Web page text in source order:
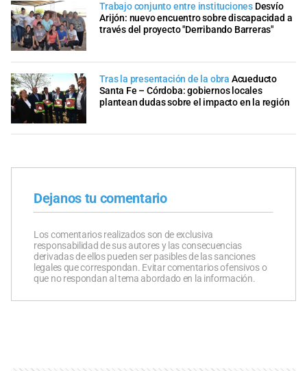
Trabajo conjunto entre instituciones Desvío
Arijón: nuevo encuentro sobre discapacidad a
través del proyecto "Derribando Barreras"
Tras la presentación de la obra Acueducto
Santa Fe – Córdoba: gobiernos locales
plantean dudas sobre el impacto en la región
Dejanos tu comentario
Los comentarios realizados son de exclusiva
responsabilidad de sus autores y las consecuencias
derivadas de ellos pueden ser pasibles de las sanciones
legales que correspondan. Evitar comentarios ofensivos o
que no respondan al tema abordado en la información.